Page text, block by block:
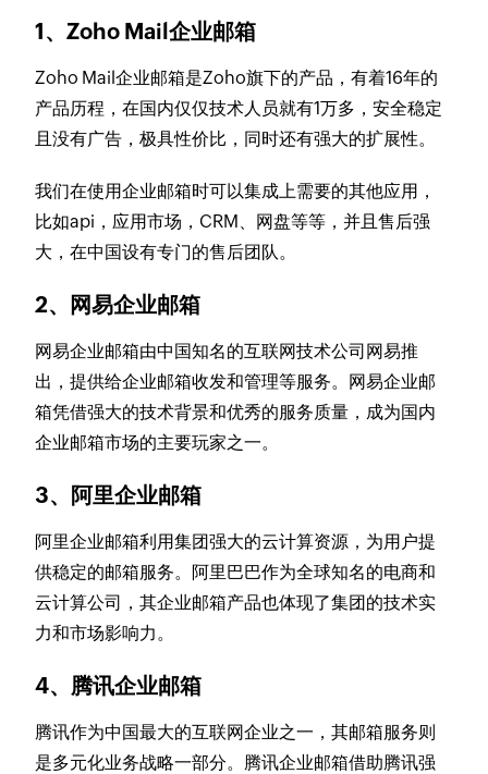
1、Zoho Mail企业邮箱
Zoho Mail企业邮箱是Zoho旗下的产品，有着16年的
产品历程，在国内仅仅技术人员就有1万多，安全稳定
且没有广告，极具性价比，同时还有强大的扩展性。
我们在使用企业邮箱时可以集成上需要的其他应用，
比如api，应用市场，CRM、网盘等等，并且售后强
大，在中国设有专门的售后团队。
2、网易企业邮箱
网易企业邮箱由中国知名的互联网技术公司网易推
出，提供给企业邮箱收发和管理等服务。网易企业邮
箱凭借强大的技术背景和优秀的服务质量，成为国内
企业邮箱市场的主要玩家之一。
3、阿里企业邮箱
阿里企业邮箱利用集团强大的云计算资源，为用户提
供稳定的邮箱服务。阿里巴巴作为全球知名的电商和
云计算公司，其企业邮箱产品也体现了集团的技术实
力和市场影响力。
4、腾讯企业邮箱
腾讯作为中国最大的互联网企业之一，其邮箱服务则
是多元化业务战略一部分。腾讯企业邮箱借助腾讯强